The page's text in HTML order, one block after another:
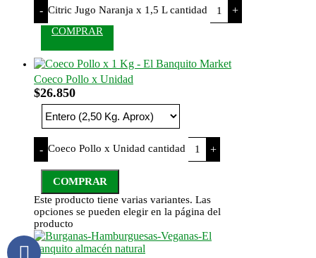
- Citric Jugo Naranja x 1,5 L cantidad +
COMPRAR
Coeco Pollo x Unidad
$26.850
- Coeco Pollo x Unidad cantidad +
COMPRAR
Este producto tiene varias variantes. Las
opciones se pueden elegir en la página del
producto